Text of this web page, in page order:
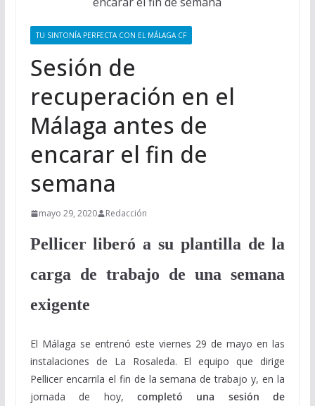
TU SINTONÍA PERFECTA CON EL MÁLAGA CF
Sesión de
recuperación en el
Málaga antes de
encarar el fin de
semana
mayo 29, 2020 Redacción
Pellicer liberó a su plantilla de la
carga de trabajo de una semana
exigente
El Málaga se entrenó este viernes 29 de mayo en las
instalaciones de La Rosaleda. El equipo que dirige
Pellicer encarrila el fin de la semana de trabajo y, en la
jornada de hoy, completó una sesión de